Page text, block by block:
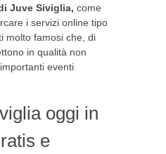
Juve Siviglia, come
i servizi online tipo
molto famosi che, di
in qualità non
eventi
oggi in
e